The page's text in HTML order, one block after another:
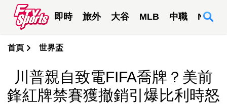
即時 旅外 大谷 MLB 中職 NBA
首頁 世界盃
川普親自致電FIFA喬牌？美前
鋒紅牌禁賽獲撤銷引爆比利時怒